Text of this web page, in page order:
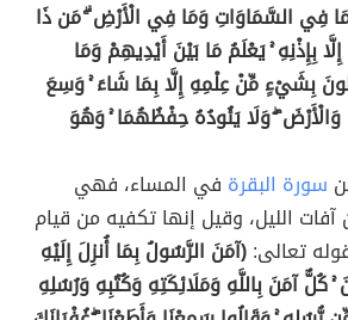
فِي السَّمَاوَاتِ وَمَا فِي الْأَرْضِ ۗ مَن ذَا
بِإِذْنِهِ ۚ يَعْلَمُ مَا بَيْنَ أَيْدِيهِمْ وَمَا
بِشَيْءٍ مِّنْ عِلْمِهِ إِلَّا بِمَا شَاءَ ۚ وَسِعَ
وَلَا يَئُودُهُ حِفْظُهُمَا ۚ وَهُوَ
سورة البقرة في المساء، فهي
الليل، وقيل إنها تكفيه من قيام
تعالى:(آمَنَ الرَّسُولُ بِمَا أُنزِلَ إِلَيْهِ
كُلٌّ آمَنَ بِاللَّهِ وَمَلَائِكَتِهِ وَكُتُبِهِ وَرُسُلِهِ